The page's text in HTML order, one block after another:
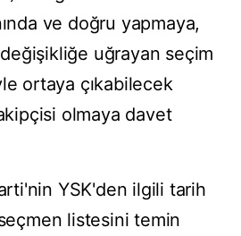
ve doğru yapmaya,
değişikliğe uğrayan seçim
ortaya çıkabilecek
olmaya davet
YSK'den ilgili tarih
listesini temin